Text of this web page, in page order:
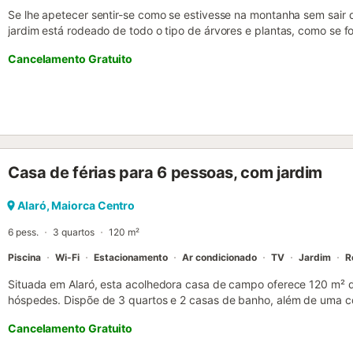
Se lhe apetecer sentir-se como se estivesse na montanha sem
jardim está rodeado de todo o tipo de árvores e plantas, como se
passeios aqui serão memoráveis, assim como sentar-se ao ar livre
tranquilamente. No alpendre poderá tomar um energizante
desfruta das vistas sobre o campo, a vila e as montanhas. O
casa, decorada com inúmeras maravilhosas antiguidades, tem
sala de jantar preparada para até oito pessoas. De seguida,
vitrocerâmica, forno e micro-ondas, entre outros. A lavandaria é
e bidé. Ao subir as escadas, chega-se aos quartos, um com duas
Ambos têm...
Cancelamento Gratuito
Casa de férias para 6 pessoas, com jardim
Alaró, Maiorca Centro
6 pess. 3 quartos 120 m²
Piscina Wi-Fi Estacionamento Ar condicionado TV Jardim
Situada em Alaró, esta acolhedora casa de campo oferece 120
hóspedes. Dispõe de 3 quartos e 2 casas de banho, além de uma
roupa e uma área de trabalho dedicada. Para famílias com
e cadeira alta. No exterior, desfrutem de um jardim privado e de
Cancelamento Gratuito